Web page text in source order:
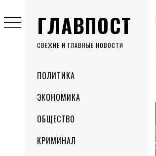
ГЛАВПОСТ
СВЕЖИЕ И ГЛАВНЫЕ НОВОСТИ
MenuПОЛИТИКА
ЭКОНОМИКА
ОБЩЕСТВО
КРИМИНАЛ
to
content